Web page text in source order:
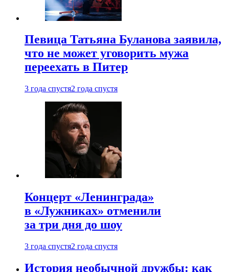
Певица Татьяна Буланова заявила,
что не может уговорить мужа
переехать в Питер
3 года спустя2 года спустя
Концерт «Ленинграда»
в «Лужниках» отменили
за три дня до шоу
3 года спустя2 года спустя
История необычной дружбы: как